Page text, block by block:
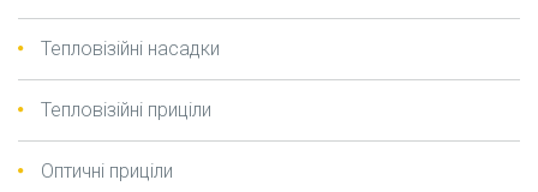
Тепловізійні насадки
Тепловізійні приціли
Оптичні приціли